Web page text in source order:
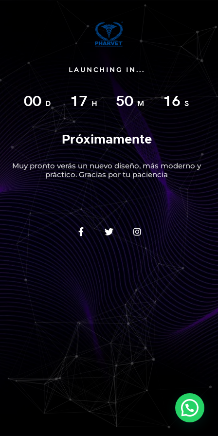
LAUNCHING IN...
00 D 17H 50M 16 S
Próximamente
Muy pronto verás un nuevo diseño, más moderno y
práctico. Gracias por tu paciencia